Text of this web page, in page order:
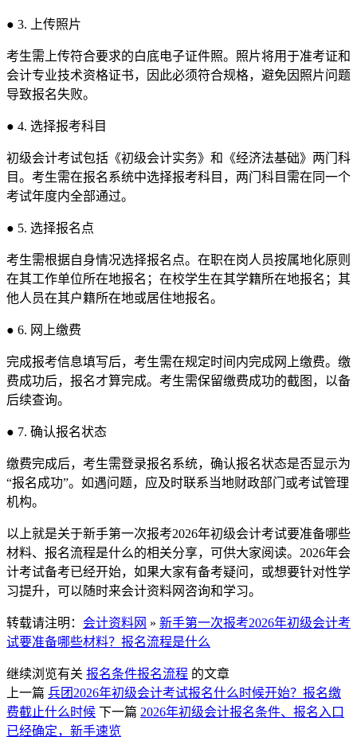
● 3. 上传照片
考生需上传符合要求的白底电子证件照。照片将用于准考证和
会计专业技术资格证书，因此必须符合规格，避免因照片问题
导致报名失败。
● 4. 选择报考科目
初级会计考试包括《初级会计实务》和《经济法基础》两门科
目。考生需在报名系统中选择报考科目，两门科目需在同一个
考试年度内全部通过。
● 5. 选择报名点
考生需根据自身情况选择报名点。在职在岗人员按属地化原则
在其工作单位所在地报名；在校学生在其学籍所在地报名；其
他人员在其户籍所在地或居住地报名。
● 6. 网上缴费
完成报考信息填写后，考生需在规定时间内完成网上缴费。缴
费成功后，报名才算完成。考生需保留缴费成功的截图，以备
后续查询。
● 7. 确认报名状态
缴费完成后，考生需登录报名系统，确认报名状态是否显示为
“报名成功”。如遇问题，应及时联系当地财政部门或考试管理
机构。
以上就是关于新手第一次报考2026年初级会计考试要准备哪些
材料、报名流程是什么的相关分享，可供大家阅读。2026年会
计考试备考已经开始，如果大家有备考疑问，或想要针对性学
习提升，可以随时来会计资料网咨询和学习。
转载请注明： 会计资料网 » 新手第一次报考2026年初级会计考
试要准备哪些材料？报名流程是什么
继续浏览有关 报名条件报名流程 的文章
上一篇 兵团2026年初级会计考试报名什么时候开始？报名缴
费截止什么时候 下一篇 2026年初级会计报名条件、报名入口
已经确定，新手速览